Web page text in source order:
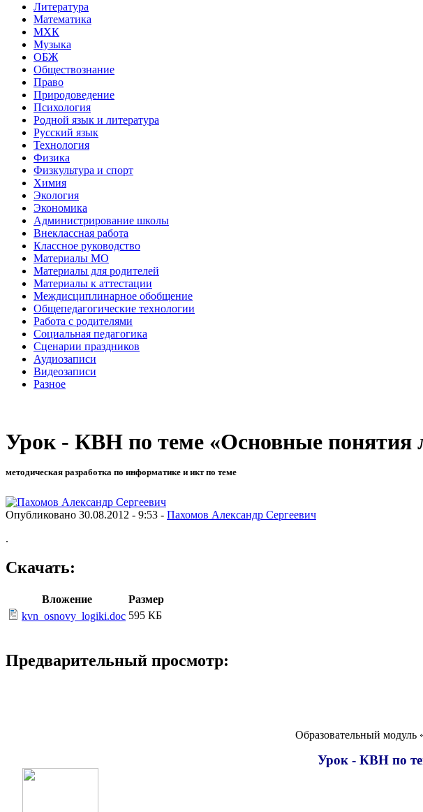
Литература
Математика
МХК
Музыка
ОБЖ
Обществознание
Право
Природоведение
Психология
Родной язык и литература
Русский язык
Технология
Физика
Физкультура и спорт
Химия
Экология
Экономика
Администрирование школы
Внеклассная работа
Классное руководство
Материалы МО
Материалы для родителей
Материалы к аттестации
Междисциплинарное обобщение
Общепедагогические технологии
Работа с родителями
Социальная педагогика
Сценарии праздников
Аудиозаписи
Видеозаписи
Разное
Урок - КВН по теме «Основные понятия
методическая разработка по информатике и икт по теме
Опубликовано 30.08.2012 - 9:53 - Пахомов Александр Сергеевич
.
Скачать:
Вложение
Размер
kvn_osnovy_logiki.doc 595 КБ
Предварительный просмотр:
Образовательный модуль
Урок - КВН по